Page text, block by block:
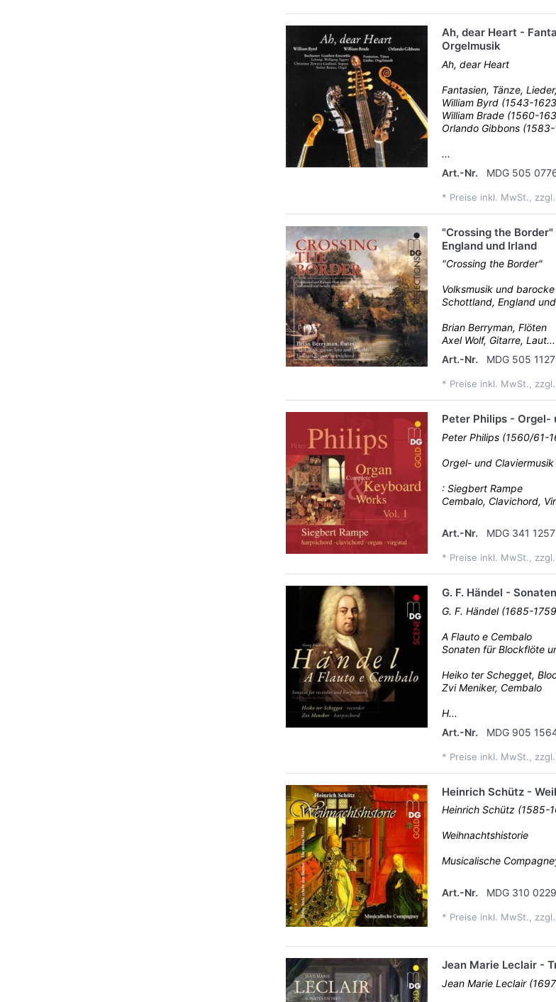
Ah, dear Heart -
Orgelmusik
Ah, dear Heart
Fantasien, Tänze,
William Byrd (1543-
William Brade (1560-
Orlando Gibbons
...
Art.-Nr.
MDG 505
* Preise inkl. MwSt., zzgl.
"Crossing the
England und Irland
"Crossing the Border"
Volksmusik und
Schottland, England
Brian Berryman, Flöten
Axel Wolf, Gitarre, Laut...
Art.-Nr.
MDG 505
* Preise inkl. MwSt., zzgl.
Peter Philips - Orgel-
Peter Philips (1560/61-
Orgel- und Claviermusik
: Siegbert Rampe
Cembalo, Clavichord,
Art.-Nr. MDG 341
* Preise inkl. MwSt., zzgl.
G. F. Händel -
G. F. Händel (1685-
A Flauto e Cembalo
Sonaten für Blockflöte
Heiko ter Schegget,
Zvi Meniker, Cembalo
H...
Art.-Nr.
MDG 905
* Preise inkl. MwSt., zzgl.
Heinrich Schütz -
Heinrich Schütz (1585-
Weihnachtshistorie
Musicalische
Art.-Nr. MDG 310
* Preise inkl. MwSt., zzgl.
Jean Marie Leclair -
Jean Marie Leclair